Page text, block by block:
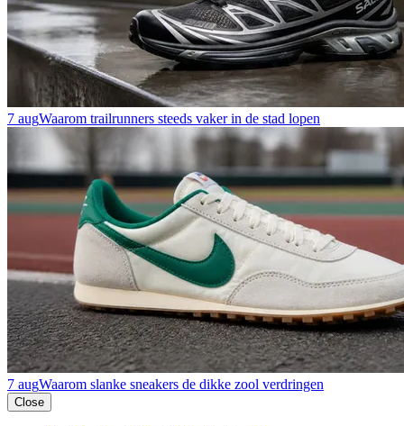
7 augWaarom trailrunners steeds vaker in de stad lopen
7 augWaarom slanke sneakers de dikke zool verdringen
Close